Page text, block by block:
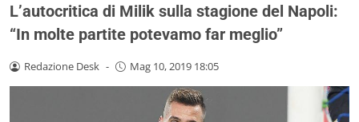
L’autocritica di Milik sulla stagione del Napoli:
“In molte partite potevamo far meglio”
Redazione Desk - Mag 10, 2019 18:05